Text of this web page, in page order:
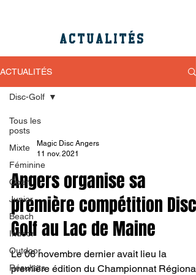
ACTUALITÉS
ACTUALITÉS
Tous les
posts
Mixte
Féminine
Open
Junior
Beach
Indoor
Outdoor
Résultats
Disc-Golf
Magic Disc Angers
11 nov. 2021
Angers organise sa
première compétition Disc-
Golf au Lac de Maine
Le 06 novembre dernier avait lieu la
première édition du Championnat Régional